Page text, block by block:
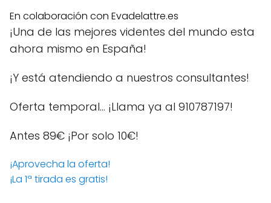
En colaboración con Evadelattre.es
¡Una de las mejores videntes del mundo esta
ahora mismo en España!
¡Y está atendiendo a nuestros consultantes!
Oferta temporal… ¡Llama ya al 910787197!
Antes 89€ ¡Por solo 10€!
¡Aprovecha la oferta!
¡La 1ª tirada es gratis!